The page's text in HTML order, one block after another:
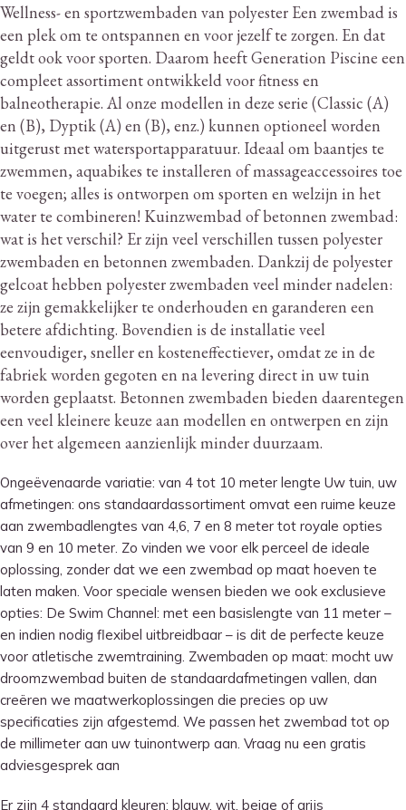
Wellness- en sportzwembaden van polyester Een zwembad is
een plek om te ontspannen en voor jezelf te zorgen. En dat
geldt ook voor sporten. Daarom heeft Generation Piscine een
compleet assortiment ontwikkeld voor fitness en
balneotherapie. Al onze modellen in deze serie (Classic (A)
en (B), Dyptik (A) en (B), enz.) kunnen optioneel worden
uitgerust met watersportapparatuur. Ideaal om baantjes te
zwemmen, aquabikes te installeren of massageaccessoires toe
te voegen; alles is ontworpen om sporten en welzijn in het
water te combineren! Kuinzwembad of betonnen zwembad:
wat is het verschil? Er zijn veel verschillen tussen polyester
zwembaden en betonnen zwembaden. Dankzij de polyester
gelcoat hebben polyester zwembaden veel minder nadelen:
ze zijn gemakkelijker te onderhouden en garanderen een
betere afdichting. Bovendien is de installatie veel
eenvoudiger, sneller en kosteneffectiever, omdat ze in de
fabriek worden gegoten en na levering direct in uw tuin
worden geplaatst. Betonnen zwembaden bieden daarentegen
een veel kleinere keuze aan modellen en ontwerpen en zijn
over het algemeen aanzienlijk minder duurzaam.
Ongeëvenaarde variatie: van 4 tot 10 meter lengte Uw tuin, uw
afmetingen: ons standaardassortiment omvat een ruime keuze
aan zwembadlengtes van 4,6, 7 en 8 meter tot royale opties
van 9 en 10 meter. Zo vinden we voor elk perceel de ideale
oplossing, zonder dat we een zwembad op maat hoeven te
laten maken. Voor speciale wensen bieden we ook exclusieve
opties: De Swim Channel: met een basislengte van 11 meter –
en indien nodig flexibel uitbreidbaar – is dit de perfecte keuze
voor atletische zwemtraining. Zwembaden op maat: mocht uw
droomzwembad buiten de standaardafmetingen vallen, dan
creëren we maatwerkoplossingen die precies op uw
specificaties zijn afgestemd. We passen het zwembad tot op
de millimeter aan uw tuinontwerp aan. Vraag nu een gratis
adviesgesprek aan
Er zijn 4 standaard kleuren: blauw, wit, beige of grijs